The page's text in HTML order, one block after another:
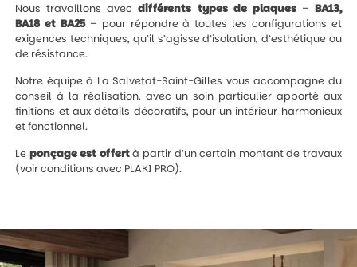
Nous travaillons avecdifférents types de plaques– BA13,
BA18 et BA25– pour répondre à toutes les configurations et
exigences techniques, qu’il s’agisse d’isolation, d’esthétique ou
de résistance.
Notre équipe à La Salvetat-Saint-Gilles vous accompagne du
conseil à la réalisation, avec un soin particulier apporté aux
finitions et aux détails décoratifs, pour un intérieur harmonieux
et fonctionnel.
Le ponçage est offertà partir d’un certain montant de travaux
(voir conditions avec PLAKI PRO).